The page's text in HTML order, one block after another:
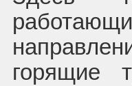
горящие